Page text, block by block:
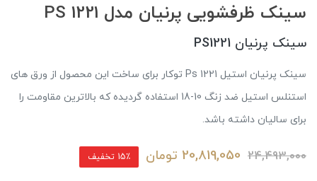
سینک ظرفشویی پرنیان مدل PS 1221
سینک پرنیان PS1221
سینک پرنیان استیل Ps 1221 توکار برای ساخت این محصول از ورق های
استنلس استیل ضد زنگ 10-18 استفاده گردیده که بالاترین مقاومت را
برای سالیان داشته باشد.
24,493,000
20,819,050 تومان 15٪ تخفیف